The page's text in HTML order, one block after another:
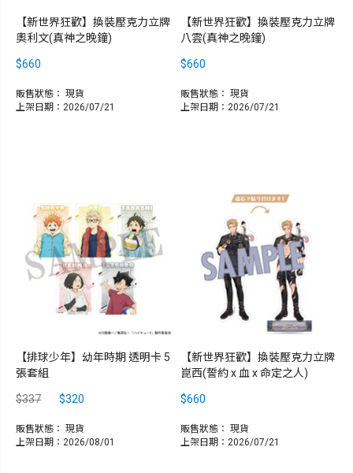
【新世界狂歡】換裝壓克力立牌
奧利文(真神之晚鐘)
$660
販售狀態： 現貨
上架日期：2026/07/21
【新世界狂歡】換裝壓克力立牌
八雲(真神之晚鐘)
$660
販售狀態： 現貨
上架日期：2026/07/21
【排球少年】幼年時期 透明卡 5
張套組
$337 $320
販售狀態： 現貨
上架日期：2026/08/01
【新世界狂歡】換裝壓克力立牌
崑西(誓約 x 血 x 命定之人)
$660
販售狀態： 現貨
上架日期：2026/07/21